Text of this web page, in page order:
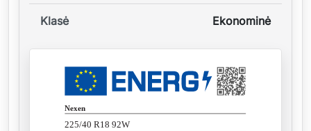
Klasė Ekonominė
Nexen
225/40 R18 92W